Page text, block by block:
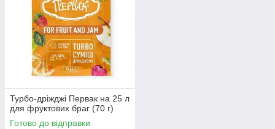
Турбо-дріжджі Первак на 25 л
для фруктових браг (70 г)
Готово до відправки